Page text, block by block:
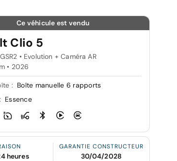
Ce véhicule est vendu
Clio 5
• Evolution + Caméra AR
• 2026
: Boîte manuelle 6 rapports
Essence
heures
GARANTIE CONSTRUCTEUR
30/04/2028